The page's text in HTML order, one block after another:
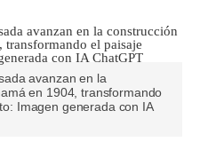
avanzan en la
en 1904, transformando
Imagen generada con IA